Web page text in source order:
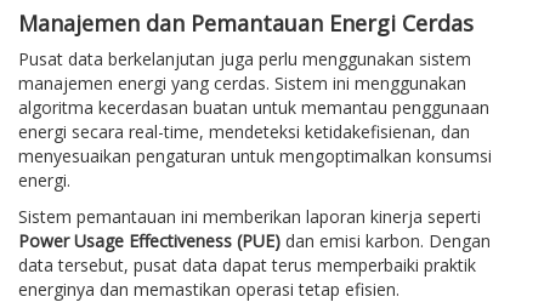
Manajemen dan Pemantauan Energi Cerdas
Pusat data berkelanjutan juga perlu menggunakan sistem
manajemen energi yang cerdas. Sistem ini menggunakan
algoritma kecerdasan buatan untuk memantau penggunaan
energi secara real-time, mendeteksi ketidakefisienan, dan
menyesuaikan pengaturan untuk mengoptimalkan konsumsi
energi.
Sistem pemantauan ini memberikan laporan kinerja seperti
Power Usage Effectiveness (PUE) dan emisi karbon. Dengan
data tersebut, pusat data dapat terus memperbaiki praktik
energinya dan memastikan operasi tetap efisien.